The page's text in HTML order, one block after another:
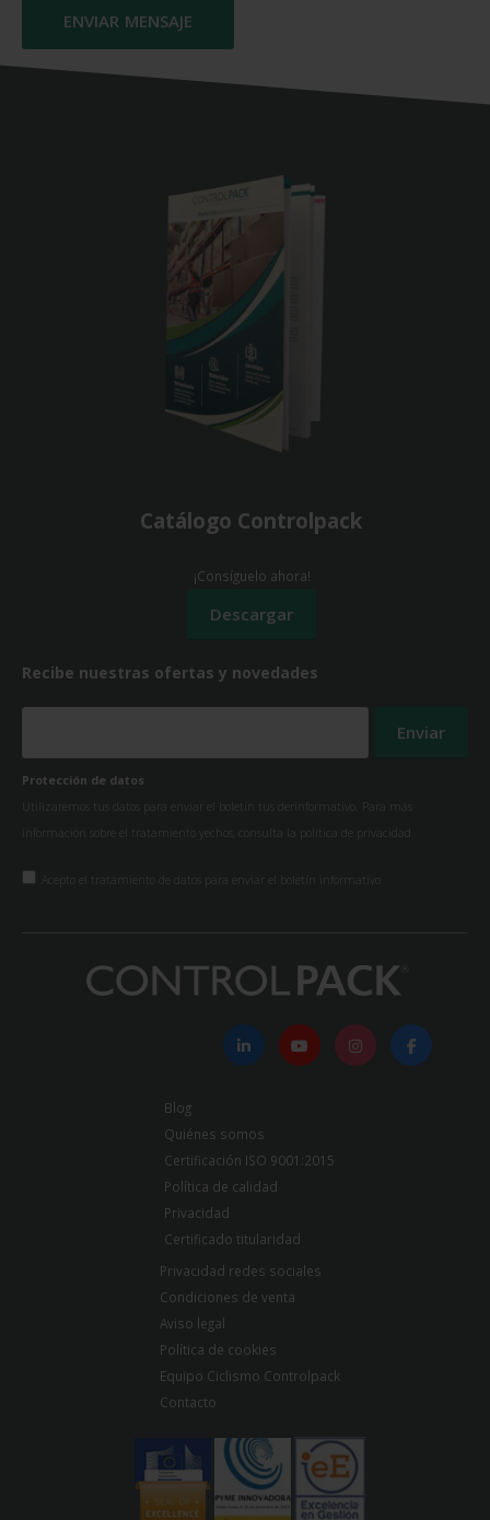
Recibe nuestras ofertas y novedades
Protección de datos
Utilizaremos tus datos para enviar el boletín tus derinformativo. Para más
información sobre el tratamiento yechos, consulta la política de privacidad
Acepto el tratamiento de datos para enviar el boletín informativo
Catálogo Controlpack
¡Consíguelo ahora!
Blog
Quiénes somos
Certificación ISO 9001:2015
Política de calidad
Privacidad
Certificado titularidad
Privacidad redes sociales
Condiciones de venta
Aviso legal
Política de cookies
Equipo Ciclismo Controlpack
Contacto